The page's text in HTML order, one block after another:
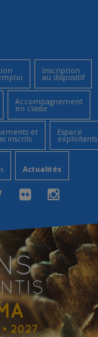
Inscription
au dispositif
Accompagnement
en classe
et
inscrits
Espace
exploitants
Actualités